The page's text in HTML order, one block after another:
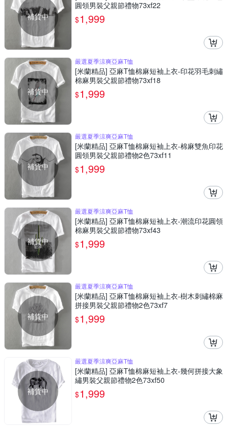
補貨中
圓領男裝父親節禮物73xf22
$1,999
補貨中
嚴選夏季涼爽亞麻T恤
[米蘭精品] 亞麻T恤棉麻短袖上衣-印花羽毛刺繡
棉麻男裝父親節禮物73xf18
$1,999
補貨中
嚴選夏季涼爽亞麻T恤
[米蘭精品] 亞麻T恤棉麻短袖上衣-棉麻雙魚印花
圓領男裝父親節禮物2色73xf11
$1,999
補貨中
嚴選夏季涼爽亞麻T恤
[米蘭精品] 亞麻T恤棉麻短袖上衣-潮流印花圓領
棉麻男裝父親節禮物73xf43
$1,999
補貨中
嚴選夏季涼爽亞麻T恤
[米蘭精品] 亞麻T恤棉麻短袖上衣-樹木刺繡棉麻
拼接男裝父親節禮物2色73xf7
$1,999
補貨中
嚴選夏季涼爽亞麻T恤
[米蘭精品] 亞麻T恤棉麻短袖上衣-幾何拼接大象
繡男裝父親節禮物2色73xf50
$1,999